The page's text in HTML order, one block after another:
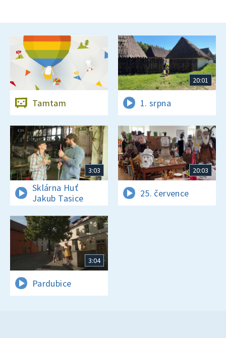
Tamtam
20:01
1. srpna
3:03
Sklárna Huť
Jakub Tasice
20:03
25. července
3:04
Pardubice